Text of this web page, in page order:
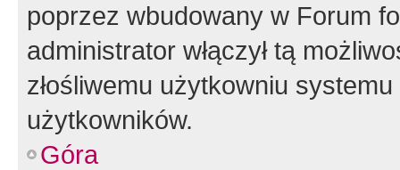
poprzez wbudowany w Forum
administrator włączył tą
złośliwemu użytkowniu
użytkowników.
Góra